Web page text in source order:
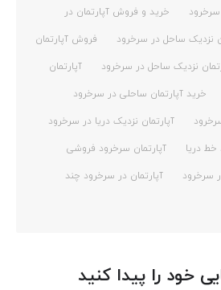
خرید و فروش آپارتمان در
نزدیک ساحل در سرخرود فروش آپارتمان
نزدیک ساحل در سرخرود آپارتمان
خرید آپارتمان ساحلی در سرخرود
آپارتمان نزدیک دریا در سرخرود
خط دریا آپارتمان سرخرود فروشی
سرخرود آپارتمان در سرخرود چند
خود را پیدا کنید